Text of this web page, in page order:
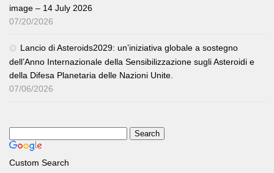
image – 14 July 2026
07/20/2026
Lancio di Asteroids2029: un’iniziativa globale a sostegno
dell’Anno Internazionale della Sensibilizzazione sugli Asteroidi e
della Difesa Planetaria delle Nazioni Unite.
07/06/2026
Custom Search